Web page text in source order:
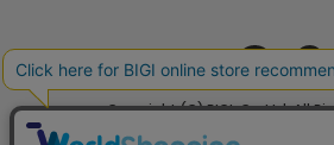
OFFICIAL SNS
Copyright (C) BIGI. Co.,Ltd. All